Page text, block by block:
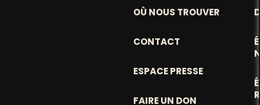
OÙ NOUS TROUVER
CONTACT
ESPACE PRESSE
FAIRE UN DON